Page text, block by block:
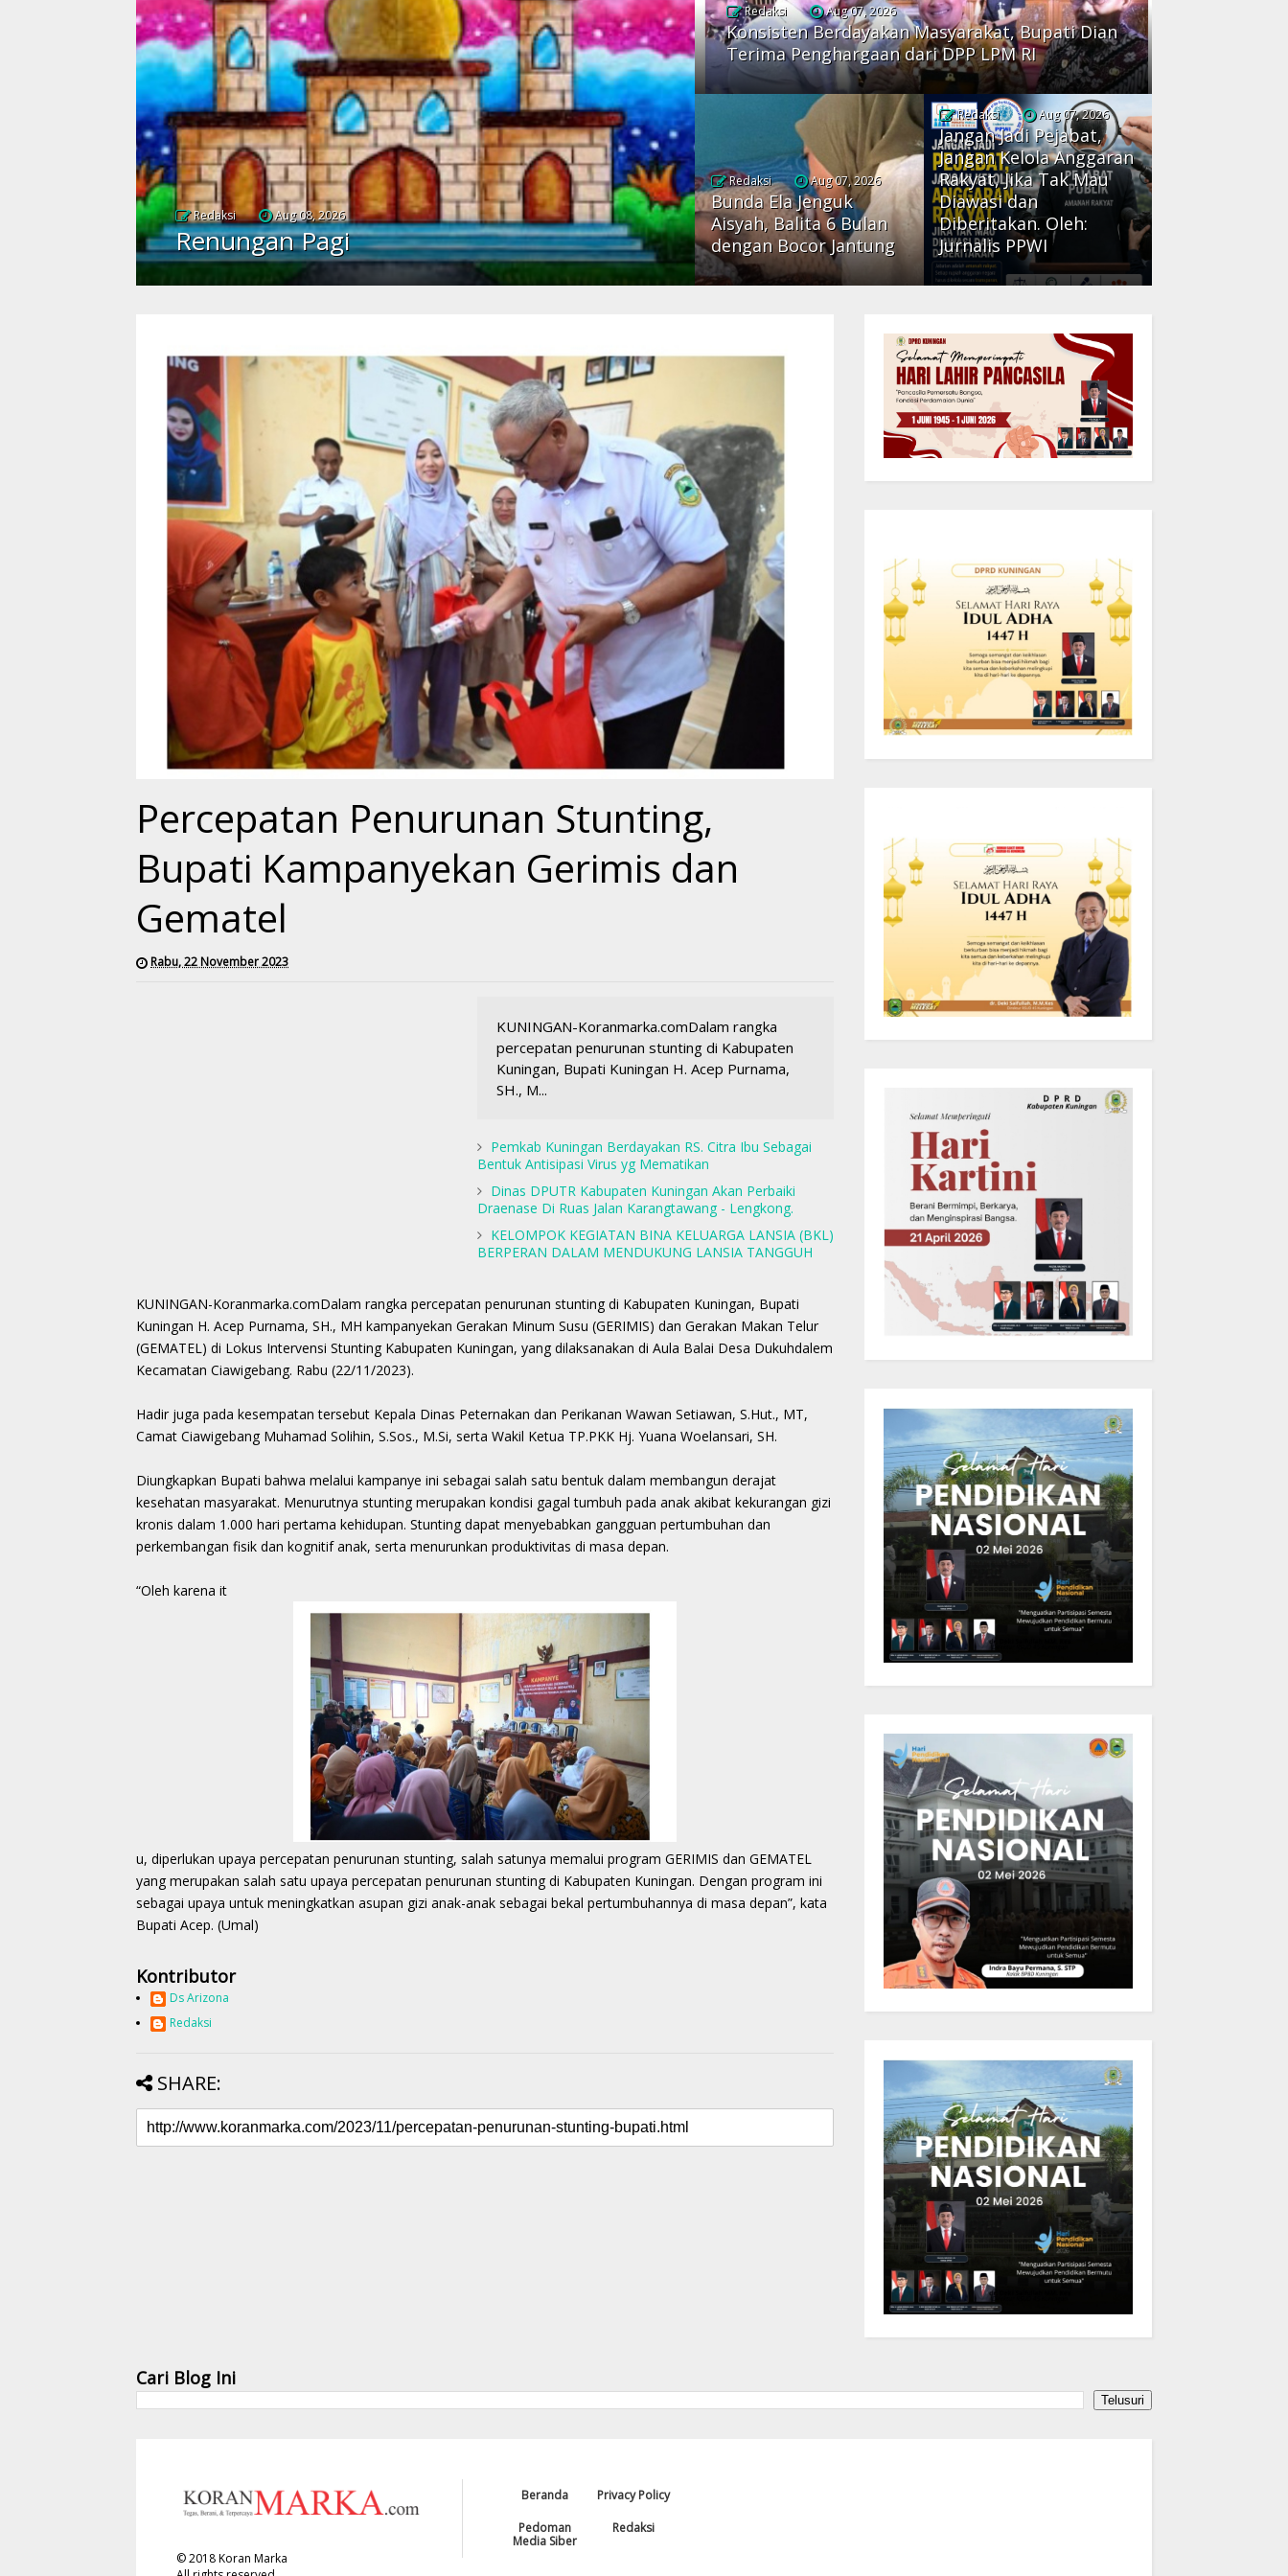
Redaksi Aug 08, 2026
Renungan Pagi
Redaksi Aug 07, 2026
Konsisten Berdayakan Masyarakat, Bupati Dian
Terima Penghargaan dari DPP LPM RI
Redaksi Aug 07, 2026
Bunda Ela Jenguk
Aisyah, Balita 6 Bulan
dengan Bocor Jantung
Redaksi Aug 07, 2026
Jangan Jadi Pejabat,
Jangan Kelola Anggaran
Rakyat, Jika Tak Mau
Diawasi dan
Diberitakan. Oleh:
Jurnalis PPWI
Percepatan Penurunan Stunting,
Bupati Kampanyekan Gerimis dan
Gematel
Rabu, 22 November 2023
KUNINGAN-Koranmarka.comDalam rangka
percepatan penurunan stunting di Kabupaten
Kuningan, Bupati Kuningan H. Acep Purnama,
SH., M...
Pemkab Kuningan Berdayakan RS. Citra Ibu Sebagai
Bentuk Antisipasi Virus yg Mematikan
Dinas DPUTR Kabupaten Kuningan Akan Perbaiki
Draenase Di Ruas Jalan Karangtawang - Lengkong.
KELOMPOK KEGIATAN BINA KELUARGA LANSIA (BKL)
BERPERAN DALAM MENDUKUNG LANSIA TANGGUH
KUNINGAN-Koranmarka.comDalam rangka percepatan penurunan stunting di Kabupaten Kuningan, Bupati
Kuningan H. Acep Purnama, SH., MH kampanyekan Gerakan Minum Susu (GERIMIS) dan Gerakan Makan Telur
(GEMATEL) di Lokus Intervensi Stunting Kabupaten Kuningan, yang dilaksanakan di Aula Balai Desa Dukuhdalem
Kecamatan Ciawigebang. Rabu (22/11/2023).
Hadir juga pada kesempatan tersebut Kepala Dinas Peternakan dan Perikanan Wawan Setiawan, S.Hut., MT,
Camat Ciawigebang Muhamad Solihin, S.Sos., M.Si, serta Wakil Ketua TP.PKK Hj. Yuana Woelansari, SH.
Diungkapkan Bupati bahwa melalui kampanye ini sebagai salah satu bentuk dalam membangun derajat
kesehatan masyarakat. Menurutnya stunting merupakan kondisi gagal tumbuh pada anak akibat kekurangan gizi
kronis dalam 1.000 hari pertama kehidupan. Stunting dapat menyebabkan gangguan pertumbuhan dan
perkembangan fisik dan kognitif anak, serta menurunkan produktivitas di masa depan.
“Oleh karena it
u, diperlukan upaya percepatan penurunan stunting, salah satunya memalui program GERIMIS dan GEMATEL
yang merupakan salah satu upaya percepatan penurunan stunting di Kabupaten Kuningan. Dengan program ini
sebagai upaya untuk meningkatkan asupan gizi anak-anak sebagai bekal pertumbuhannya di masa depan”, kata
Bupati Acep. (Umal)
Kontributor
Ds Arizona
Redaksi
SHARE:
Cari Blog Ini
©2018Koran Marka
Beranda
Privacy Policy
Pedoman
Media Siber
Redaksi